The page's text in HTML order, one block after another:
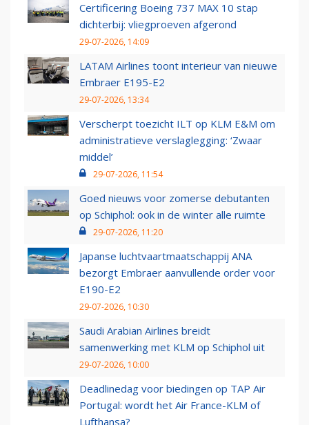
Certificering Boeing 737 MAX 10 stap
dichterbij: vliegproeven afgerond
29-07-2026, 14:09
LATAM Airlines toont interieur van nieuwe
Embraer E195-E2
29-07-2026, 13:34
Verscherpt toezicht ILT op KLM E&M om
administratieve verslaglegging: ‘Zwaar
middel’
29-07-2026, 11:54
Goed nieuws voor zomerse debutanten
op Schiphol: ook in de winter alle ruimte
29-07-2026, 11:20
Japanse luchtvaartmaatschappij ANA
bezorgt Embraer aanvullende order voor
E190-E2
29-07-2026, 10:30
Saudi Arabian Airlines breidt
samenwerking met KLM op Schiphol uit
29-07-2026, 10:00
Deadlinedag voor biedingen op TAP Air
Portugal: wordt het Air France-KLM of
Lufthansa?